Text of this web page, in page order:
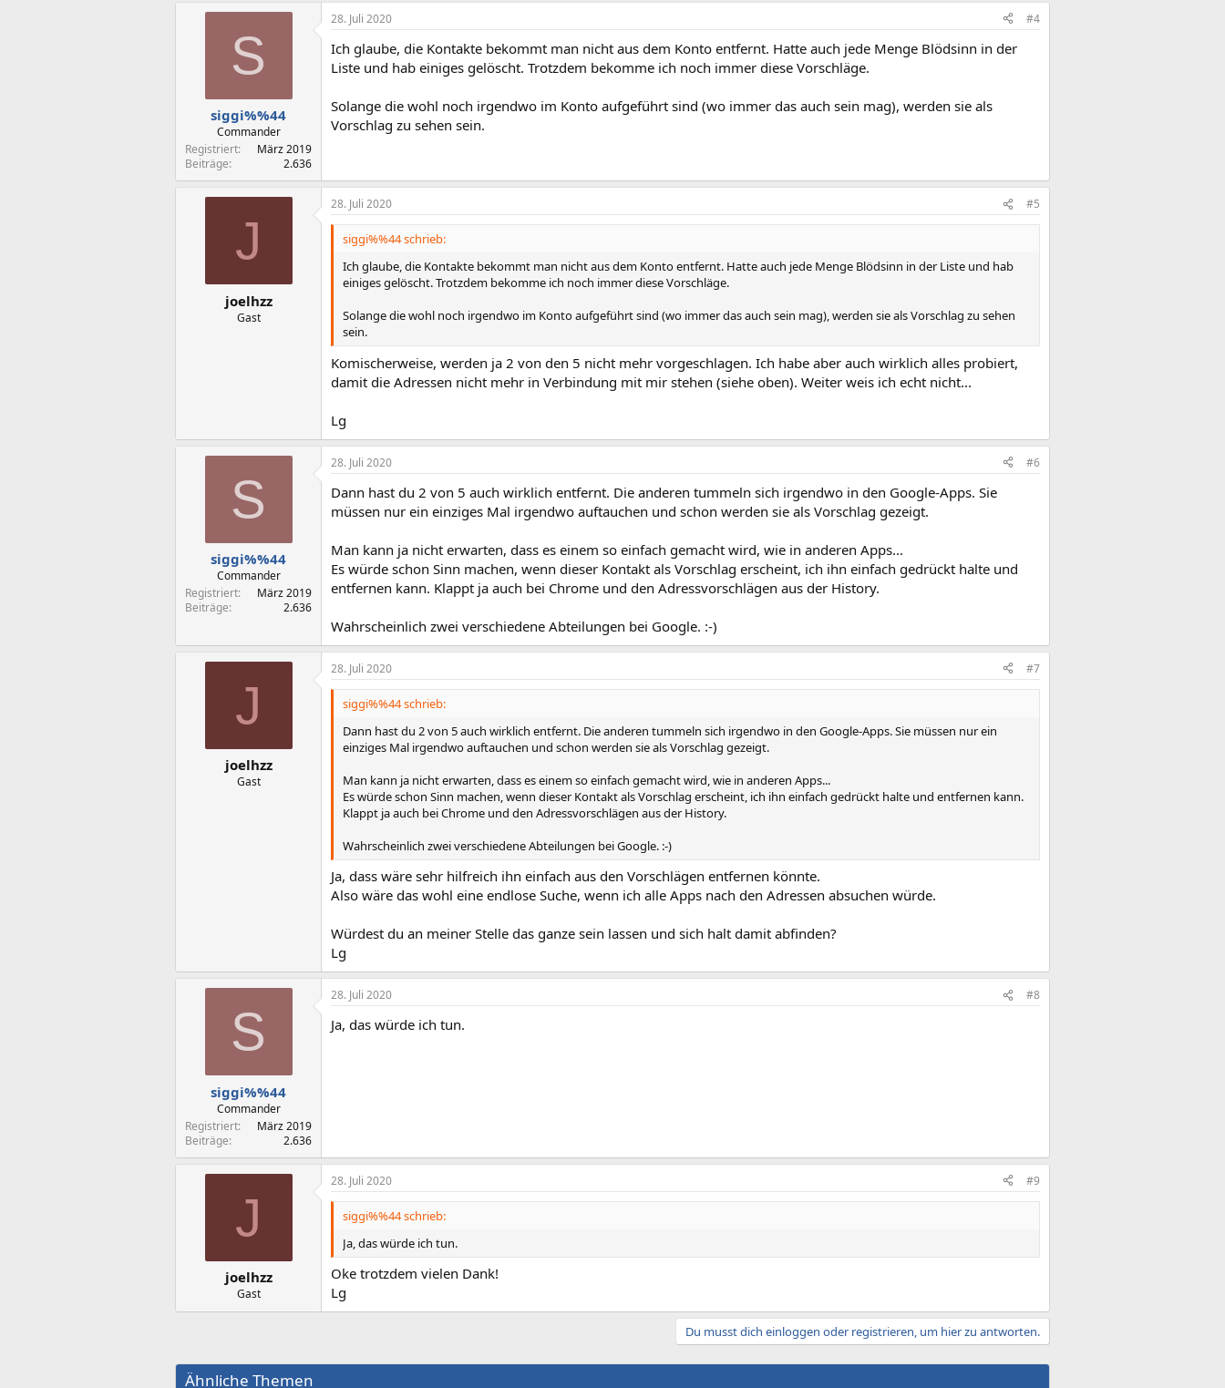
S
siggi%%44
Commander
Registriert
März 2019
Beiträge
2.636
28. Juli 2020 #4
Ich glaube, die Kontakte bekommt man nicht aus dem Konto entfernt. Hatte auch jede Menge Blödsinn in der
Liste und hab einiges gelöscht. Trotzdem bekomme ich noch immer diese Vorschläge.
Solange die wohl noch irgendwo im Konto aufgeführt sind (wo immer das auch sein mag), werden sie als
Vorschlag zu sehen sein.
J
joelhzz
Gast
28. Juli 2020 #5
siggi%%44 schrieb:
Ich glaube, die Kontakte bekommt man nicht aus dem Konto entfernt. Hatte auch jede Menge Blödsinn in der Liste und hab
einiges gelöscht. Trotzdem bekomme ich noch immer diese Vorschläge.
Solange die wohl noch irgendwo im Konto aufgeführt sind (wo immer das auch sein mag), werden sie als Vorschlag zu sehen
sein.
Komischerweise, werden ja 2 von den 5 nicht mehr vorgeschlagen. Ich habe aber auch wirklich alles probiert,
damit die Adressen nicht mehr in Verbindung mit mir stehen (siehe oben). Weiter weis ich echt nicht...
Lg
S
siggi%%44
Commander
Registriert
März 2019
Beiträge
2.636
28. Juli 2020 #6
Dann hast du 2 von 5 auch wirklich entfernt. Die anderen tummeln sich irgendwo in den Google-Apps. Sie
müssen nur ein einziges Mal irgendwo auftauchen und schon werden sie als Vorschlag gezeigt.
Man kann ja nicht erwarten, dass es einem so einfach gemacht wird, wie in anderen Apps...
Es würde schon Sinn machen, wenn dieser Kontakt als Vorschlag erscheint, ich ihn einfach gedrückt halte und
entfernen kann. Klappt ja auch bei Chrome und den Adressvorschlägen aus der History.
Wahrscheinlich zwei verschiedene Abteilungen bei Google. :-)
J
joelhzz
Gast
28. Juli 2020 #7
siggi%%44 schrieb:
Dann hast du 2 von 5 auch wirklich entfernt. Die anderen tummeln sich irgendwo in den Google-Apps. Sie müssen nur ein
einziges Mal irgendwo auftauchen und schon werden sie als Vorschlag gezeigt.
Man kann ja nicht erwarten, dass es einem so einfach gemacht wird, wie in anderen Apps...
Es würde schon Sinn machen, wenn dieser Kontakt als Vorschlag erscheint, ich ihn einfach gedrückt halte und entfernen kann.
Klappt ja auch bei Chrome und den Adressvorschlägen aus der History.
Wahrscheinlich zwei verschiedene Abteilungen bei Google. :-)
Ja, dass wäre sehr hilfreich ihn einfach aus den Vorschlägen entfernen könnte.
Also wäre das wohl eine endlose Suche, wenn ich alle Apps nach den Adressen absuchen würde.
Würdest du an meiner Stelle das ganze sein lassen und sich halt damit abfinden?
Lg
S
siggi%%44
Commander
Registriert
März 2019
Beiträge
2.636
28. Juli 2020 #8
Ja, das würde ich tun.
J
joelhzz
Gast
28. Juli 2020 #9
siggi%%44 schrieb:
Ja, das würde ich tun.
Oke trotzdem vielen Dank!
Lg
Du musst dich einloggen oder registrieren, um hier zu antworten.
Ähnliche Themen